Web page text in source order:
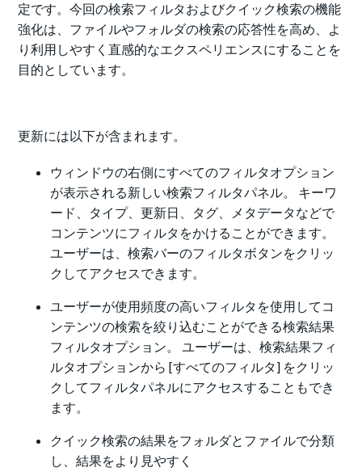
定です。今回の検索フィルタおよびクイック検索の機能
強化は、ファイルやフォルダの検索の応答性を高め、よ
り利用しやすく直感的なエクスペリエンスにすることを
目的としています。
更新には以下が含まれます。
ウィンドウの右側にすべてのフィルタオプション
が表示される新しい検索フィルタパネル。 キーワ
ード、タイプ、更新日、タグ、メタデータなどで
コンテンツにフィルタをかけることができます。
ユーザーは、検索バーのフィルタボタンをクリッ
クしてアクセスできます。
ユーザーが使用頻度の高いフィルタを使用してコ
ンテンツの検索を絞り込むことができる検索結果
フィルタオプション。 ユーザーは、検索結果フィ
ルタオプションから [すべてのフィルタ] をクリッ
クしてフィルタパネルにアクセスすることもでき
ます。
クイック検索の結果をフォルダとファイルで分類
し、結果をより見やすく